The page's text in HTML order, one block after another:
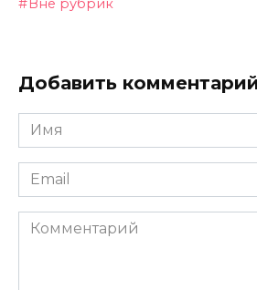
Вне рубрик
Добавить
Имя
Email
Комментарий